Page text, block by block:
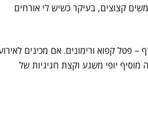
קצוצים, בעיקר כשיש לי אורחים
פטל קפוא ורימונים. אם מכינים
מוסיף יופי משגע וקצת חגיגיות של